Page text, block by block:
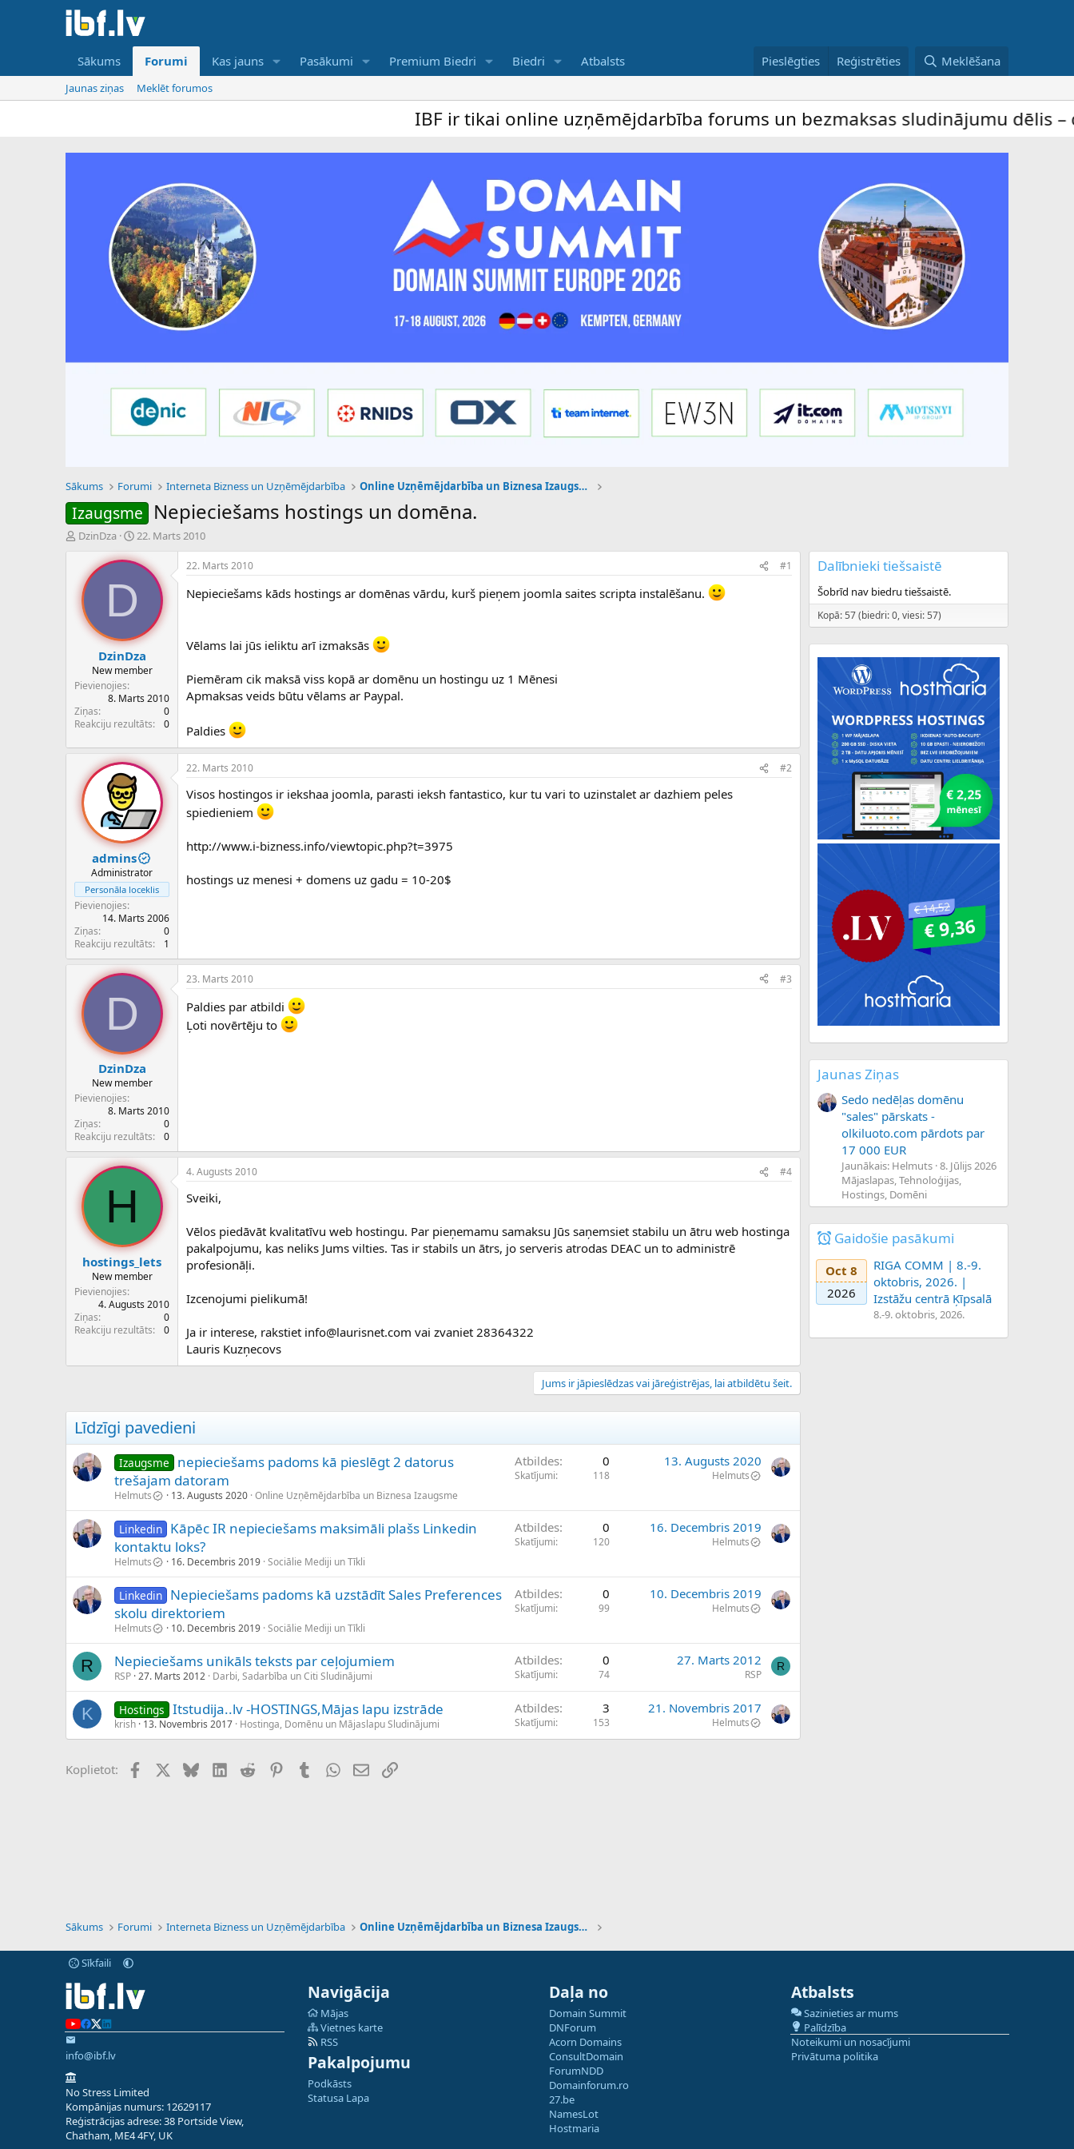
Sākums Forumi Kas jauns Pasākumi Premium Biedri Biedri Atbalsts Pieslēgties Reģistrēties Meklēšana
Jaunas ziņas Meklēt forumos
IBF ir tikai online uzņēmējdarbība forums un bezmaksas sludinājumu dēlis – dalība
Sākums Forumi Interneta Bizness un Uzņēmējdarbība Online Uzņēmējdarbība un Biznesa Izaugsme
Izaugsme Nepieciešams hostings un domēna.
P
e
d
e
z
s
ā
c
j
DzinDza
S
k
m
a
a
u
m
s
22. Marts 2010
D
DzinDza
New member
Pievienojies
8. Marts 2010
Ziņas
0
Reakciju rezultāts
0
22. Marts 2010 #1
Nepieciešams kāds hostings ar domēnas vārdu, kurš pieņem joomla saites scripta instalēšanu.
Vēlams lai jūs ieliktu arī izmaksās
Piemēram cik maksā viss kopā ar domēnu un hostingu uz 1 Mēnesi
Apmaksas veids būtu vēlams ar Paypal.
Paldies
admins
Administrator
Personāla loceklis
Pievienojies
14. Marts 2006
Ziņas
0
Reakciju rezultāts
1
22. Marts 2010 #2
Visos hostingos ir iekshaa joomla, parasti ieksh fantastico, kur tu vari to uzinstalet ar dazhiem peles
spiedieniem
http://www.i-bizness.info/viewtopic.php?t=3975
hostings uz menesi + domens uz gadu = 10-20$
D
DzinDza
New member
Pievienojies
8. Marts 2010
Ziņas
0
Reakciju rezultāts
0
23. Marts 2010 #3
Paldies par atbildi
Ļoti novērtēju to
H
hostings_lets
New member
Pievienojies
4. Augusts 2010
Ziņas
0
Reakciju rezultāts
0
4. Augusts 2010 #4
Sveiki,
Vēlos piedāvāt kvalitatīvu web hostingu. Par pieņemamu samaksu Jūs saņemsiet stabilu un ātru web hostinga
pakalpojumu, kas neliks Jums vilties. Tas ir stabils un ātrs, jo serveris atrodas DEAC un to administrē
profesionāļi.
Izcenojumi pielikumā!
Ja ir interese, rakstiet info@laurisnet.com vai zvaniet 28364322
Lauris Kuzņecovs
Jums ir jāpieslēdzas vai jāreģistrējas, lai atbildētu šeit.
Līdzīgi pavedieni
Izaugsme
nepieciešams padoms kā pieslēgt 2 datorus
trešajam datoram
Helmuts 13. Augusts 2020 Online Uzņēmējdarbība un Biznesa Izaugsme
Atbildes 0
Skatījumi 118
13. Augusts 2020
Helmuts
Linkedin Kāpēc IR nepieciešams maksimāli plašs Linkedin
kontaktu loks?
Helmuts 16. Decembris 2019 Sociālie Mediji un Tīkli
Atbildes 0
Skatījumi 120
16. Decembris 2019
Helmuts
Linkedin Nepieciešams padoms kā uzstādīt Sales Preferences
skolu direktoriem
Helmuts 10. Decembris 2019 Sociālie Mediji un Tīkli
Atbildes 0
Skatījumi 99
10. Decembris 2019
Helmuts
R Nepieciešams unikāls teksts par ceļojumiem
RSP 27. Marts 2012 Darbi, Sadarbība un Citi Sludinājumi
Atbildes 0
Skatījumi 74
27. Marts 2012
RSP
R
K Hostings Itstudija..lv -HOSTINGS,Mājas lapu izstrāde
krish 13. Novembris 2017 Hostinga, Domēnu un Mājaslapu Sludinājumi
Atbildes 3
Skatījumi 153
21. Novembris 2017
Helmuts
Koplietot: FacebookX (Twitter)
BlueskyLinkedIn
Reddit PinterestTumblrWhatsApp
E-pastsSaiti
Dalībnieki tiešsaistē
Šobrīd nav biedru tiešsaistē.
Kopā: 57 (biedri: 0, viesi: 57)
Jaunas Ziņas
Sedo nedēļas domēnu
"sales" pārskats -
olkiluoto.com pārdots par
17 000 EUR
Jaunākais: Helmuts 8. Jūlijs 2026
Mājaslapas, Tehnoloģijas,
Hostings, Domēni
Gaidošie pasākumi
Oct 8
2026
RIGA COMM | 8.-9.
oktobris, 2026. |
Izstāžu centrā Ķīpsalā
8.-9. oktobris, 2026.
Sākums Forumi Interneta Bizness un Uzņēmējdarbība Online Uzņēmējdarbība un Biznesa Izaugsme
Sīkfaili
info@ibf.lv
No Stress Limited
Kompānijas numurs: 12629117
Reģistrācijas adrese: 38 Portside View,
Chatham, ME4 4FY, UK
Navigācija
Mājas
Vietnes karte
RSS
Pakalpojumu
Podkāsts
Statusa Lapa
Daļa no
Domain Summit
DNForum
Acorn Domains
ConsultDomain
ForumNDD
Domainforum.ro
27.be
NamesLot
Hostmaria
Atbalsts
Sazinieties ar mums
Palīdzība
Noteikumi un nosacījumi
Privātuma politika